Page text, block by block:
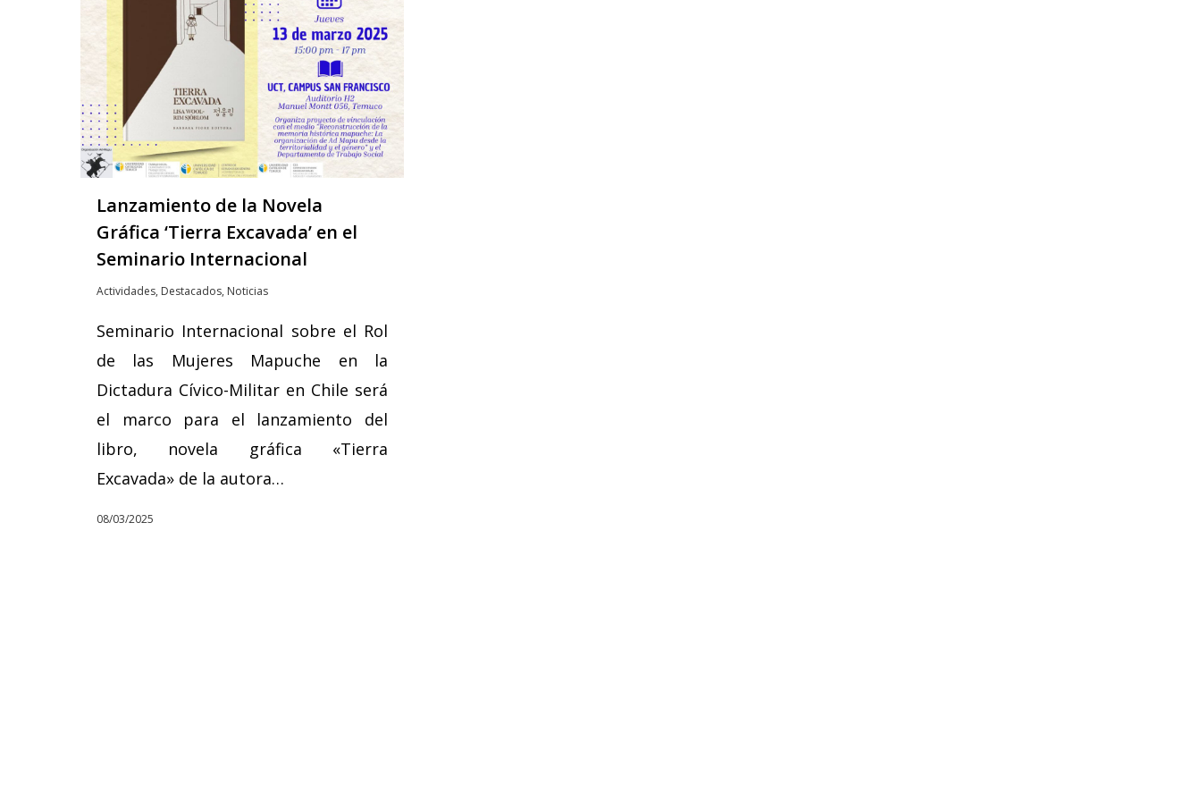
Lanzamiento de la Novela
Gráfica ‘Tierra Excavada’ en el
Seminario Internacional
Actividades, Destacados, Noticias
Seminario Internacional sobre el Rol
de las Mujeres Mapuche en la
Dictadura Cívico-Militar en Chile será
el marco para el lanzamiento del
libro, novela gráfica «Tierra
Excavada» de la autora…
08/03/2025